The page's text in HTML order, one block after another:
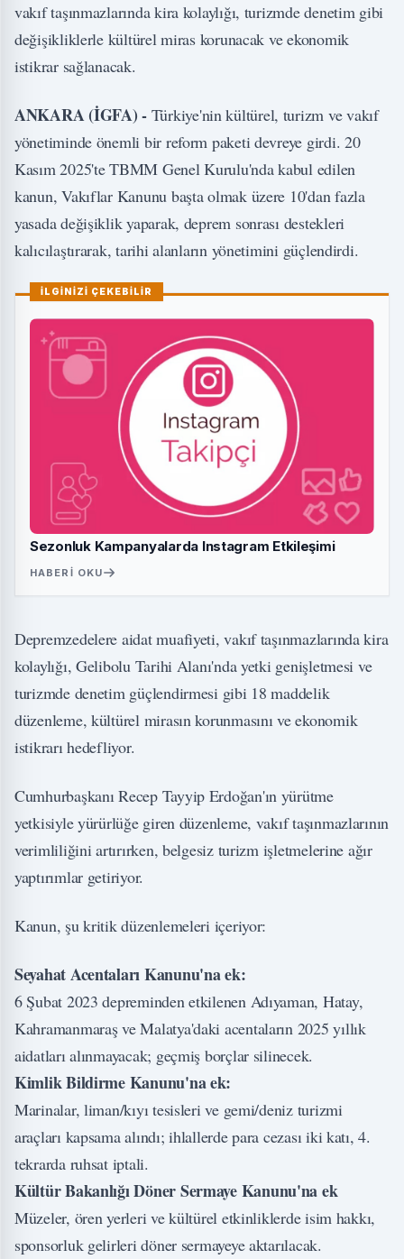
vakıf taşınmazlarında kira kolaylığı, turizmde denetim gibi
değişikliklerle kültürel miras korunacak ve ekonomik
istikrar sağlanacak.
ANKARA (İGFA) - Türkiye'nin kültürel, turizm ve vakıf
yönetiminde önemli bir reform paketi devreye girdi. 20
Kasım 2025'te TBMM Genel Kurulu'nda kabul edilen
kanun, Vakıflar Kanunu başta olmak üzere 10'dan fazla
yasada değişiklik yaparak, deprem sonrası destekleri
kalıcılaştırarak, tarihi alanların yönetimini güçlendirdi.
İLGİNİZİ ÇEKEBİLİR
Sezonluk Kampanyalarda Instagram Etkileşimi
HABERI OKU
Depremzedelere aidat muafiyeti, vakıf taşınmazlarında kira
kolaylığı, Gelibolu Tarihi Alanı'nda yetki genişletmesi ve
turizmde denetim güçlendirmesi gibi 18 maddelik
düzenleme, kültürel mirasın korunmasını ve ekonomik
istikrarı hedefliyor.
Cumhurbaşkanı Recep Tayyip Erdoğan'ın yürütme
yetkisiyle yürürlüğe giren düzenleme, vakıf taşınmazlarının
verimliliğini artırırken, belgesiz turizm işletmelerine ağır
yaptırımlar getiriyor.
Kanun, şu kritik düzenlemeleri içeriyor:
Seyahat Acentaları Kanunu'na ek:
6 Şubat 2023 depreminden etkilenen Adıyaman, Hatay,
Kahramanmaraş ve Malatya'daki acentaların 2025 yıllık
aidatları alınmayacak; geçmiş borçlar silinecek.
Kimlik Bildirme Kanunu'na ek:
Marinalar, liman/kıyı tesisleri ve gemi/deniz turizmi
araçları kapsama alındı; ihlallerde para cezası iki katı, 4.
tekrarda ruhsat iptali.
Kültür Bakanlığı Döner Sermaye Kanunu'na ek
Müzeler, ören yerleri ve kültürel etkinliklerde isim hakkı,
sponsorluk gelirleri döner sermayeye aktarılacak.